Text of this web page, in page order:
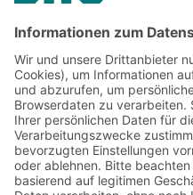
Senden
Jetzt beim
anmelden:
Lager- &